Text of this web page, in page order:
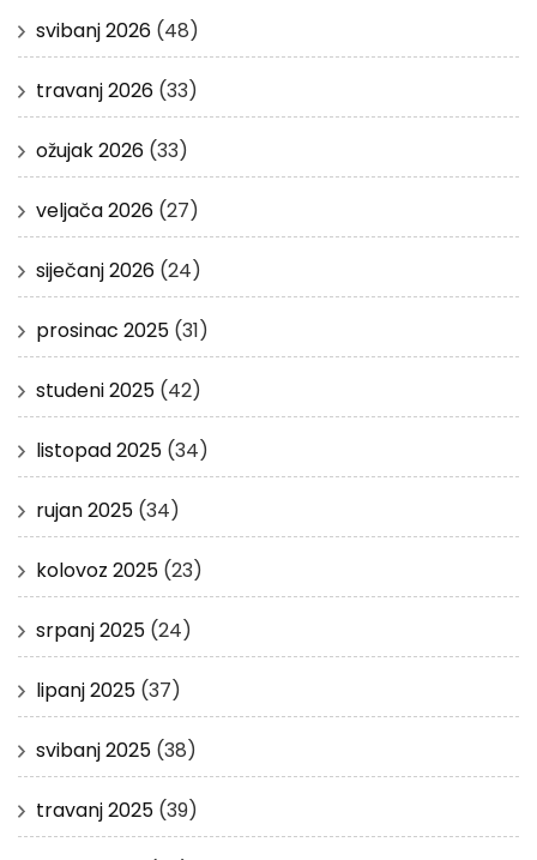
svibanj 2026 (48)
travanj 2026 (33)
ožujak 2026 (33)
veljača 2026 (27)
siječanj 2026 (24)
prosinac 2025 (31)
studeni 2025 (42)
listopad 2025 (34)
rujan 2025 (34)
kolovoz 2025 (23)
srpanj 2025 (24)
lipanj 2025 (37)
svibanj 2025 (38)
travanj 2025 (39)